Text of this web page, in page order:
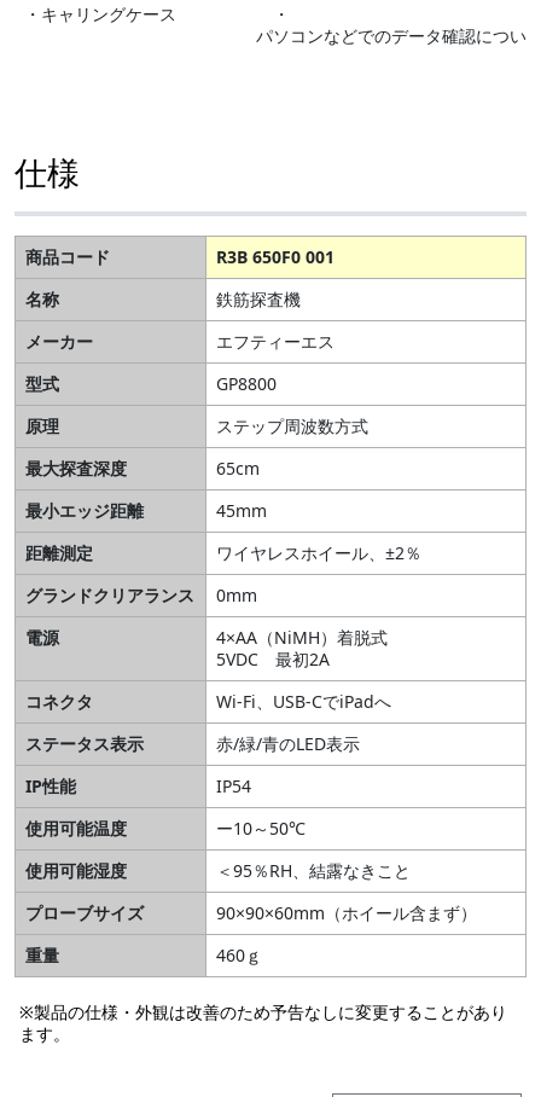
・キャリングケース
・
パソコンなどでのデータ確認につい
仕様
商品コード
R3B 650F0 001
名称
鉄筋探査機
メーカー
エフティーエス
型式
GP8800
原理
ステップ周波数方式
最大探査深度
65cm
最小エッジ距離
45mm
距離測定
ワイヤレスホイール、±2％
グランドクリアランス
0mm
電源
4×AA（NiMH）着脱式
5VDC 最初2A
コネクタ
Wi-Fi、USB-CでiPadへ
ステータス表示
赤/緑/青のLED表示
IP性能
IP54
使用可能温度
ー10～50℃
使用可能湿度
＜95％RH、結露なきこと
プローブサイズ
90×90×60mm（ホイール含まず）
重量
460ｇ
※製品の仕様・外観は改善のため予告なしに変更することがあり
ます。